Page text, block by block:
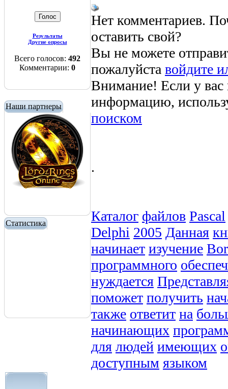
Результаты
Другие опросы
Всего голосов: 492
Комментарии: 0
Наши партнеры
Статистика
Нет комментариев.
оставить свой?
Вы не можете
пожалуйста войдите
Внимание! Если у
информацию,
поиском
.
Каталог файлов Pascal
Delphi 2005 Данная
начинает изучение
программного
нуждается
поможет получить
также ответит на
начинающих
для людей имеющих
доступным языком